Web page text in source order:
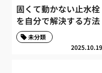
固くて動かない止水栓
を自分で解決する方法
2025.10.19
未分類